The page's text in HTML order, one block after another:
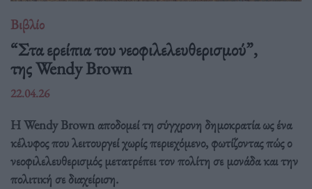
Βιβλίο
“Στα ερείπια του νεοφιλελευθερισμού”,
της Wendy Brown
22.04.26
Η Wendy Brown αποδομεί τη σύγχρονη δημοκρατία ως ένα
κέλυφος που λειτουργεί χωρίς περιεχόμενο, φωτίζοντας πώς ο
νεοφιλελευθερισμός μετατρέπει τον πολίτη σε μονάδα και την
πολιτική σε διαχείριση.